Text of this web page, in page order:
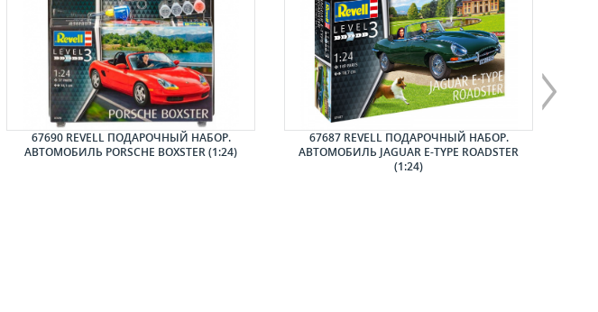
67690 REVELL ПОДАРОЧНЫЙ НАБОР.
АВТОМОБИЛЬ PORSCHE BOXSTER (1:24)
67687 REVELL ПОДАРОЧНЫЙ НАБОР.
АВТОМОБИЛЬ JAGUAR E-TYPE ROADSTER
(1:24)